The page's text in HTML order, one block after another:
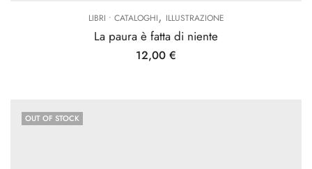
LIBRI • CATALOGHI, ILLUSTRAZIONE
La paura è fatta di niente
12,00 €
OUT OF STOCK